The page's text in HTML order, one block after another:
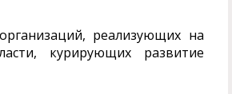
реализующих на
курирующих развитие